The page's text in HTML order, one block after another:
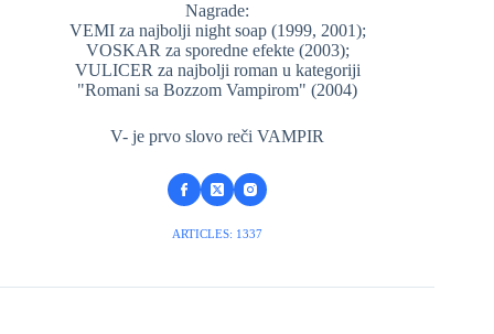
Nagrade:
VEMI za najbolji night soap (1999, 2001);
VOSKAR za sporedne efekte (2003);
VULICER za najbolji roman u kategoriji
"Romani sa Bozzom Vampirom" (2004)
V- je prvo slovo reči VAMPIR
ARTICLES: 1337